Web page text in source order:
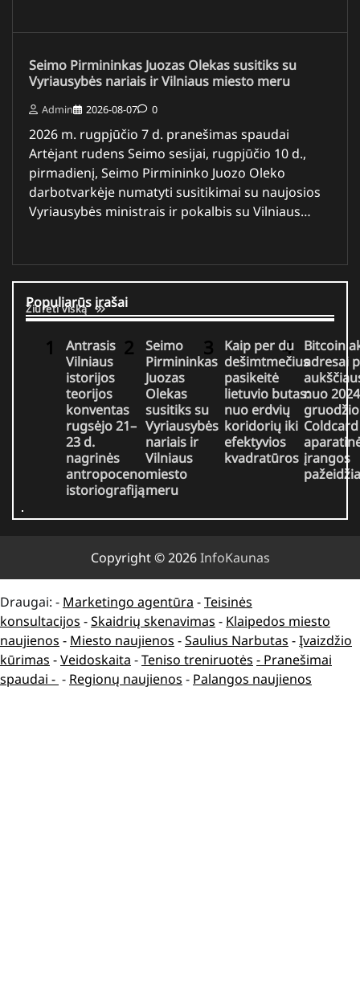
Seimo Pirmininkas Juozas Olekas susitiks su
Vyriausybės nariais ir Vilniaus miesto meru
Admin 2026-08-07 0
2026 m. rugpjūčio 7 d. pranešimas spaudai
Artėjant rudens Seimo sesijai, rugpjūčio 10 d.,
pirmadienį, Seimo Pirmininko Juozo Oleko
darbotvarkėje numatyti susitikimai su naujosios
Vyriausybės ministrais ir pokalbis su Vilniaus…
Populiarūs įrašai
Žiūrėti viską
Antrasis
Vilniaus
istorijos
teorijos
konventas
rugsėjo 21–
23 d.
nagrinės
antropoceno
istoriografiją
Seimo
Pirmininkas
Juozas
Olekas
susitiks su
Vyriausybės
nariais ir
Vilniaus
miesto
meru
Kaip per du
dešimtmečius
pasikeitė
lietuvio butas:
nuo erdvių
koridorių iki
efektyvios
kvadratūros
Bitcoin
adresai
nuo
Coldcard
įrangos
Copyright © 2026InfoKaunas
Draugai: - Marketingo agentūra -Teisinės
konsultacijos -Skaidrių skenavimas - Klaipedos miesto
naujienos - Miesto naujienos -Saulius Narbutas -Įvaizdžio
kūrimas -Veidoskaita -Teniso treniruotės - Pranešimai
spaudai - - Regionų naujienos - Palangos naujienos